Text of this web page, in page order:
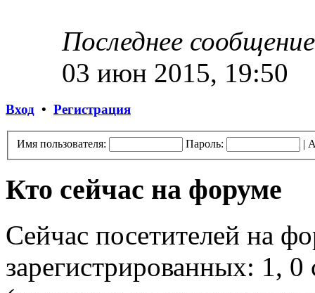
Последнее сообщение
03 июн 2015, 19:50
Вход • Регистрация
Имя пользователя: Пароль: |
Кто сейчас на форуме
Сейчас посетителей на
зарегистрированных: 1,